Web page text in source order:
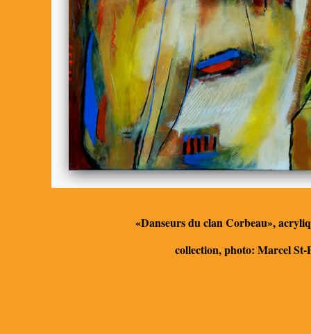
«Danseurs du clan Corbeau»,
collection, photo: Marcel St-